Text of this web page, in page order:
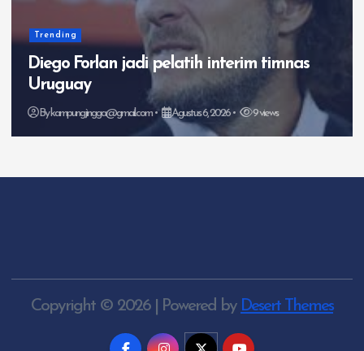
Timnas Indonesia
3 Faktor Singapura Jadi Ancaman Bagi
Timnas Indonesia
Bykampungjingga@gmail.com Agustus 5, 2026 6 views
Copyright © 2026 | Powered by Desert Themes